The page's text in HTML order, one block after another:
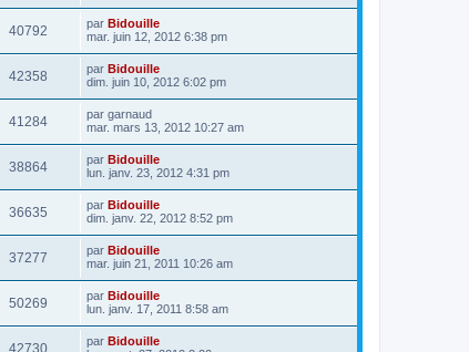
40792 par Bidouille
mar. juin 12, 2012 6:38 pm
42358 par Bidouille
dim. juin 10, 2012 6:02 pm
41284 par garnaud
mar. mars 13, 2012 10:27 am
38864 par Bidouille
lun. janv. 23, 2012 4:31 pm
36635 par Bidouille
dim. janv. 22, 2012 8:52 pm
37277 par Bidouille
mar. juin 21, 2011 10:26 am
50269 par Bidouille
lun. janv. 17, 2011 8:58 am
42730 par Bidouille